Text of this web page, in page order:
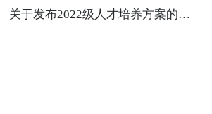
关于发布2022级人才培养方案的公告